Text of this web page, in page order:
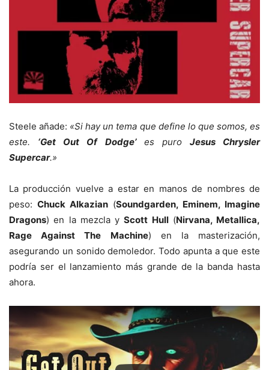
Steele añade: «Si hay un tema que define lo que somos, es
este. ‘Get Out Of Dodge’es puro Jesus Chrysler
Supercar.»
La producción vuelve a estar en manos de nombres de
peso: Chuck Alkazian (Soundgarden, Eminem, Imagine
Dragons) en la mezcla yScott Hull(Nirvana, Metallica,
Rage Against The Machine) en la masterización,
asegurando un sonido demoledor. Todo apunta a que este
podría ser el lanzamiento más grande de la banda hasta
ahora.